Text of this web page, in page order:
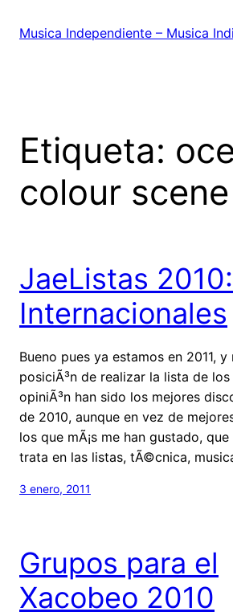
Musica Independiente – Musica
Etiqueta:
colour scene
JaeListas
Internacionales
Bueno pues ya estamos en 2011,
posiciÃ³n de realizar la lista de los
opiniÃ³n han sido los mejores
de 2010, aunque en vez de
los que mÃ¡s me han gustado,
trata en las listas, tÃ©cnica,
3 enero, 2011
Grupos para el
Xacobeo 2010